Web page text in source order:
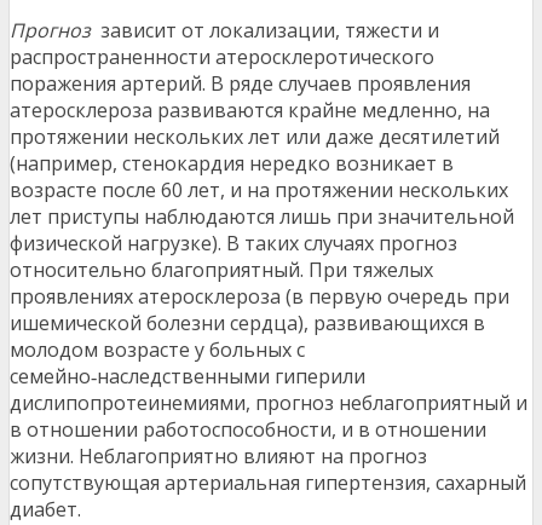
Прогноззависит от локализации, тяжести и
распространенности атеросклеротического
поражения артерий. В ряде случаев проявления
атеросклероза развиваются крайне медленно, на
протяжении нескольких лет или даже десятилетий
(например, стенокардия нередко возникает в
возрасте после 60 лет, и на протяжении нескольких
лет приступы наблюдаются лишь при значительной
физической нагрузке). В таких случаях прогноз
относительно благоприятный. При тяжелых
проявлениях атеросклероза (в первую очередь при
ишемической болезни сердца), развивающихся в
молодом возрасте у больных с
семейно‑наследственными гиперили
дислипопротеинемиями, прогноз неблагоприятный и
в отношении работоспособности, и в отношении
жизни. Неблагоприятно влияют на прогноз
сопутствующая артериальная гипертензия, сахарный
диабет.